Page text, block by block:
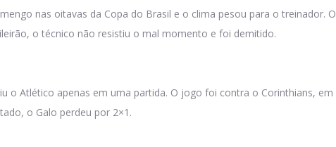
nas oitavas da Copa do Brasil e o clima pesou para o treinador. O
o técnico não resistiu o mal momento e foi demitido.
o Atlético apenas em uma partida. O jogo foi contra o Corinthians, em
o Galo perdeu por 2×1.